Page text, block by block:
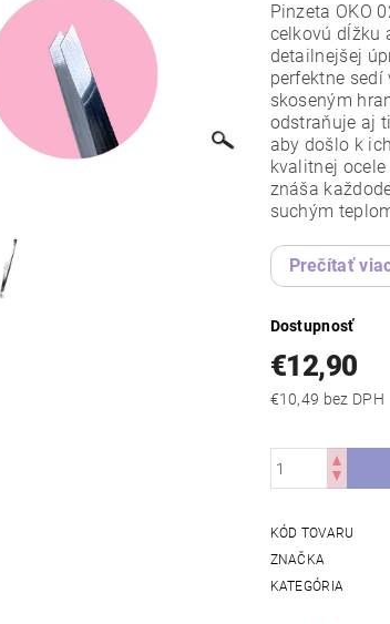
Pinzeta OKO
celkovú dĺžku
detailnejšej
perfektne sedí
skoseným
odstraňuje aj
aby došlo k
kvalitnej
znáša
suchým
Prečítať
Dostupnosť
€12,90
€10,49 bez DPH
KÓD TOVARU
ZNAČKA
KATEGÓRIA